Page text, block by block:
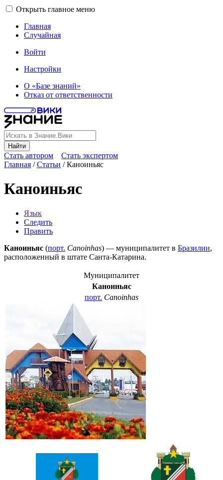
Открыть главное меню
Главная
Случайная
Войти
Настройки
О «Базе знаний»
Отказ от ответственности
Найти
Стать автором
Стать экспертом
Главная /Статьи /Каноиньяс
Каноиньяс
Язык
Следить
Править
Каноиньяс (порт. Canoinhas) — муниципалитет в Бразилии,
расположенный в штате Санта-Катарина.
Муниципалитет
Каноиньяс
порт. Canoinhas